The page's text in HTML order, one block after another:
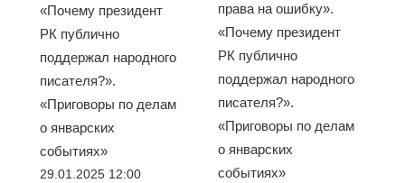
«Почему президент
РК публично
поддержал народного
писателя?».
«Приговоры по делам
о январских
событиях»
29.01.2025 12:00
права на ошибку».
«Почему президент
РК публично
поддержал народного
писателя?».
«Приговоры по делам
о январских
событиях»